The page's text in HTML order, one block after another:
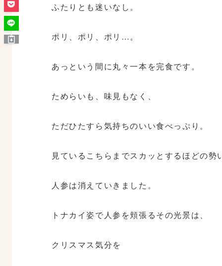
ふたりとも迷いなし。
ポリ、ポリ、ポリ…。
あっという間に丸々一本を完食です。
ためらいも、味見もなく、
ただひたすら気持ちのいい食べっぷり。
見ているこちらまでスカッとするほどの勢
人参は消えていきました。
トナカイ姿で人参を頬張るその光景は、
クリスマス気分を